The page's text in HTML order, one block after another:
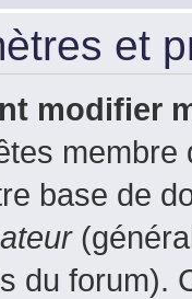
et
modifier
base de
du forum).